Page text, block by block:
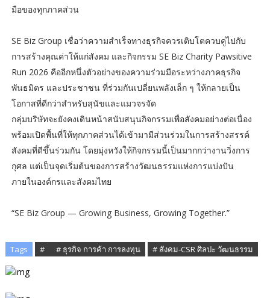
มือของทุกภาคส่วน
SE Biz Group เชื่อว่าความสำเร็จทางธุรกิจควรเติบโตควบคู่ไปกับ
การสร้างคุณค่าให้แก่สังคม และกิจกรรม SE Biz Charity Pawsitive
Run 2026 คืออีกหนึ่งตัวอย่างของความร่วมมือระหว่างภาคธุรกิจ
พันธมิตร และประชาชน ที่ร่วมกันเปลี่ยนพลังเล็ก ๆ ให้กลายเป็น
โอกาสที่ดีกว่าสำหรับสุนัขและแมวจรจัด
กลุ่มบริษัทจะยังคงเดินหน้าสนับสนุนกิจกรรมเพื่อสังคมอย่างต่อเนื่อง
พร้อมเปิดพื้นที่ให้ทุกภาคส่วนได้เข้ามามีส่วนร่วมในการสร้างสรรค์
สังคมที่ดีขึ้นร่วมกัน โดยมุ่งหวังให้กิจกรรมนี้เป็นมากกว่างานวิ่งการ
กุศล แต่เป็นจุดเริ่มต้นของการสร้างวัฒนธรรมแห่งการแบ่งปัน
ภายในองค์กรและสังคมไทย
“SE Biz Group — Growing Business, Growing Together.”
Tags # ​ # ธุรกิจ การค้า การลงทุน # สังคม-CSR ศิลปะ วัฒนธรรม